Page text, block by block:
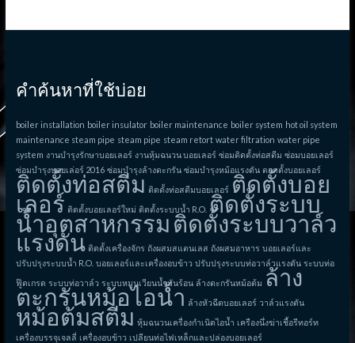
คำค้นหาที่ใช้บ่อย
boiler installation boiler insulator boiler maintenance boiler system hot oil system
maintenance steam pipe steam pipe steam retort water filtration water pipe
system งานบำรุงรักษาบอยเลอร์ งานหุ้มฉนวน บอยเลอร์ ซ่อมติดตั้งท่อสตีม ซ่อมบอยเลอร์
ซ่อมบำรุงบอยเล่อร์ 2016 ซ่อมบำรุงล้างตะกรัน ซ่อมบำรุงหม้อแรงดัน ตอดตั้งบอยเลอร์
ติดตั้งท่อสตีม ติดตั้งท่อสตีมบอยเลอร์ ติดตั้งบอย
เลอร์ ติดตั้งบอยเลอร์ใหม่ ติดตั้งระบบน้ำ R.O. ติดตั้งระบบ
น้ำอุตสาหกรรม ติดตั้งระบบวาล์ว
แรงดัน ติดตั้งเครื่องจักร ถังผสมสแตนเลส ถังผสมอาหาร บอยเลอร์และ
ปรับปรุงระบบน้ำ R.O. บอยเลอร์และเครื่องอบข้าว ปรับปรุงระบบท่อวาล์วแรงดัน ระบบท่อ
ฟู๊ดเกรด ระบบท่อวาล์ว ระบบหมุนเวียนน้ำมันร้อน ล้างตะกรันหม้อต้ม ล้าง
ตะกรันหม้อไอน้ำ ล้างหัวฉีดบอยเลอร์ วาล์วแรงดัน
หม้อต้มสตีม หุ้มฉนวนเครื่องกำเนิดไอน้ำ เครืองนึ่งฆ่าเชื้อรีทอร์ท
เครื่องบรรจุเจลลี่ เครื่องอบข้าว เปลียนท่อไฟเหล็กและปล่องบอยเลอร์